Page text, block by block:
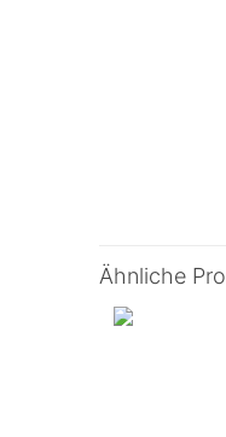
Ähnliche